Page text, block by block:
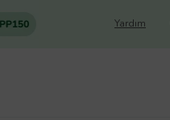
Yardım